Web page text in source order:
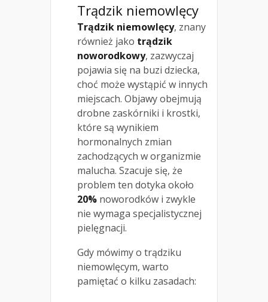
Trądzik niemowlęcy
Trądzik niemowlęcy, znany
również jako trądzik
noworodkowy, zazwyczaj
pojawia się na buzi dziecka,
choć może wystąpić w innych
miejscach. Objawy obejmują
drobne zaskórniki i krostki,
które są wynikiem
hormonalnych zmian
zachodzących w organizmie
malucha. Szacuje się, że
problem ten dotyka około
20% noworodków i zwykle
nie wymaga specjalistycznej
pielęgnacji.
Gdy mówimy o trądziku
niemowlęcym, warto
pamiętać o kilku zasadach: